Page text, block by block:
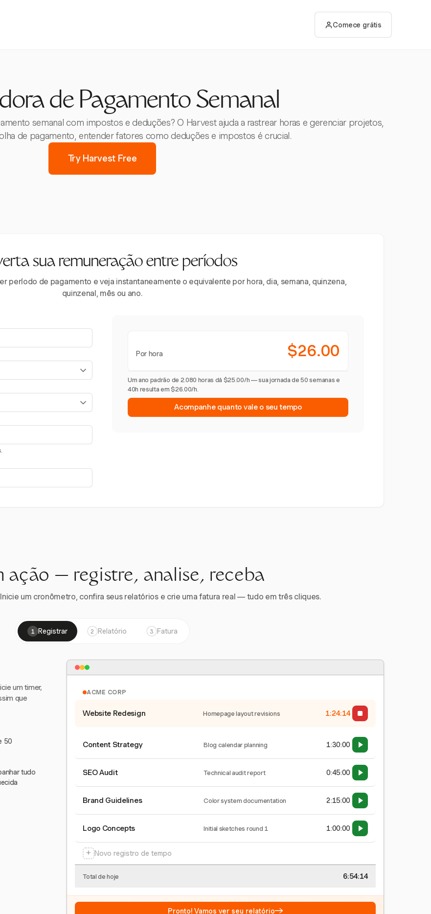
Comece grátis
de Pagamento Semanal
semanal com impostos e deduções? O Harvest ajuda a rastrear horas e gerenciar projetos,
de pagamento, entender fatores como deduções e impostos é crucial.
Try Harvest Free
sua remuneração entre períodos
período de pagamento e veja instantaneamente o equivalente por hora, dia, semana, quinzena,
quinzenal, mês ou ano.
Por hora $26.00
Um ano padrão de 2.080 horas dá $25.00/h — sua jornada de 50 semanas e
40h resulta em $26.00/h.
Acompanhe quanto vale o seu tempo
ação — registre, analise, receba
um cronômetro, confira seus relatórios e crie uma fatura real — tudo em três cliques.
1 Registrar 2 Relatório 3 Fatura
um timer,
que
50
tudo
ACME CORP
Website Redesign Homepage layout revisions 1:24:15
Content Strategy Blog calendar planning 1:30:00
SEO Audit Technical audit report 0:45:00
Brand Guidelines Color system documentation 2:15:00
Logo Concepts Initial sketches round 1 1:00:00
+ Novo registro de tempo
Total de hoje 6:54:15
Pronto! Vamos ver seu relatório→